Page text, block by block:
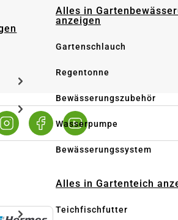
Alles in
anzeigen
Gartenschlauch
Regentonne
Bewässerungszubehör
Wasserpumpe
Bewässerungssystem
Alles in Gartenteich
Teichfischfutter